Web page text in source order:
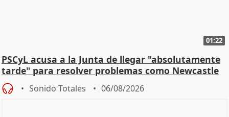
01:22
PSCyL acusa a la Junta de llegar "absolutamente
tarde" para resolver problemas como Newcastle
Sonido Totales 06/08/2026